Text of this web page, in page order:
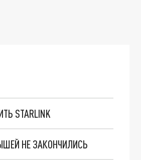
STARLINK
НЕ ЗАКОНЧИЛИСЬ